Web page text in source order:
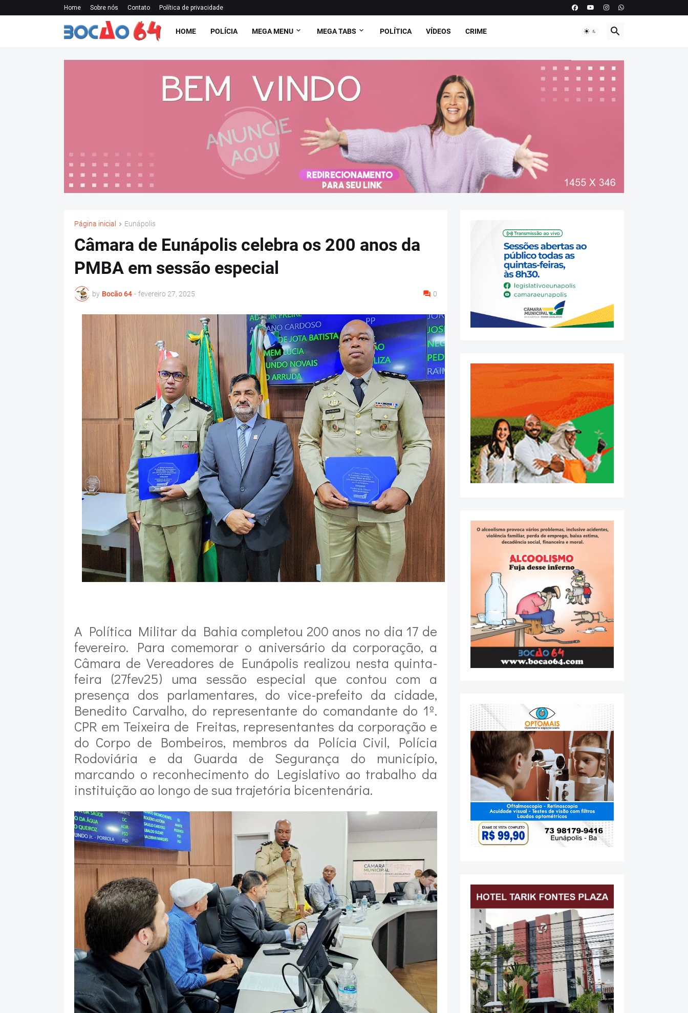
Home Sobre nós Contato Política de privacidade
HOME POLÍCIA MEGA MENU MEGA TABS POLÍTICA VÍDEOS CRIME
Página inicial Eunápolis
Câmara de Eunápolis celebra os 200 anos da
PMBA em sessão especial
by Bocão 64 - fevereiro 27, 2025 0
A Política Militar da Bahia completou 200 anos no dia 17 de
fevereiro. Para comemorar o aniversário da corporação, a
Câmara de Vereadores de Eunápolis realizou nesta quinta-
feira (27fev25) uma sessão especial que contou com a
presença dos parlamentares, do vice-prefeito da cidade,
Benedito Carvalho, do representante do comandante do 1º.
CPR em Teixeira de Freitas, representantes da corporação e
do Corpo de Bombeiros, membros da Polícia Civil, Polícia
Rodoviária e da Guarda de Segurança do município,
marcando o reconhecimento do Legislativo ao trabalho da
instituição ao longo de sua trajetória bicentenária.